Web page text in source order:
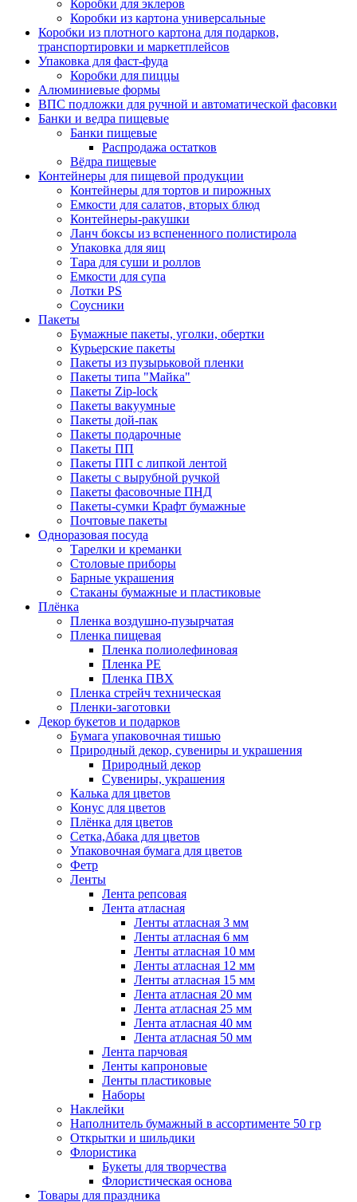
Коробки для эклеров
Коробки из картона универсальные
Коробки из плотного картона для подарков,
транспортировки и маркетплейсов
Упаковка для фаст-фуда
Коробки для пиццы
Алюминиевые формы
ВПС подложки для ручной и автоматической фасовки
Банки и ведра пищевые
Банки пищевые
Распродажа остатков
Вёдра пищевые
Контейнеры для пищевой продукции
Контейнеры для тортов и пирожных
Емкости для салатов, вторых блюд
Контейнеры-ракушки
Ланч боксы из вспененного полистирола
Упаковка для яиц
Тара для суши и роллов
Емкости для супа
Лотки PS
Соусники
Пакеты
Бумажные пакеты, уголки, обертки
Курьерские пакеты
Пакеты из пузырьковой пленки
Пакеты типа "Майка"
Пакеты Zip-lock
Пакеты вакуумные
Пакеты дой-пак
Пакеты подарочные
Пакеты ПП
Пакеты ПП с липкой лентой
Пакеты с вырубной ручкой
Пакеты фасовочные ПНД
Пакеты-сумки Крафт бумажные
Почтовые пакеты
Одноразовая посуда
Тарелки и креманки
Столовые приборы
Барные украшения
Стаканы бумажные и пластиковые
Плёнка
Пленка воздушно-пузырчатая
Пленка пищевая
Пленка полиолефиновая
Пленка PE
Пленка ПВХ
Пленка стрейч техническая
Пленки-заготовки
Декор букетов и подарков
Бумага упаковочная тишью
Природный декор, сувениры и украшения
Природный декор
Сувениры, украшения
Калька для цветов
Конус для цветов
Плёнка для цветов
Сетка,Абака для цветов
Упаковочная бумага для цветов
Фетр
Ленты
Лента репсовая
Лента атласная
Ленты атласная 3 мм
Ленты атласная 6 мм
Ленты атласная 10 мм
Ленты атласная 12 мм
Ленты атласная 15 мм
Лента атласная 20 мм
Лента атласная 25 мм
Лента атласная 40 мм
Лента атласная 50 мм
Лента парчовая
Ленты капроновые
Ленты пластиковые
Наборы
Наклейки
Наполнитель бумажный в ассортименте 50 гр
Открытки и шильдики
Флористика
Букеты для творчества
Флористическая основа
Товары для праздника